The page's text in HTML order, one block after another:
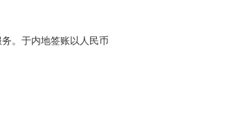
。于内地签账以人民币